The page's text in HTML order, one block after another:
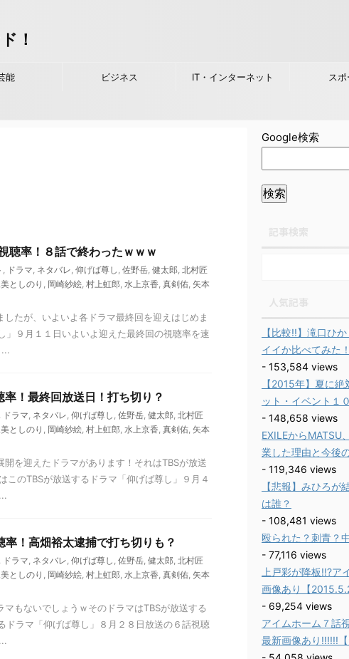
！
能 ビジネス IT・インターネット ス
聴率！８話で終わったｗｗｗ
, ドラマ, ネタバレ, 仰げば尊し , 佐野岳, 健太郎, 北村匠
としのり , 岡崎紗絵, 村上虹郎, 水上京香, 真剣佑, 矢本
たが、いよいよ各ドラマ最終回を迎えはじめま
」９月１１日いよいよ迎えた最終回の視聴率を速
率！最終回放送日！打ち切り？
, ドラマ, ネタバレ, 仰げば尊し , 佐野岳, 健太郎, 北村匠
としのり , 岡崎紗絵, 村上虹郎, 水上京香, 真剣佑, 矢本
を迎えたドラマがあります！それはTBSが放送
このTBSが放送するドラマ「仰げば尊し」９月４
率！高畑裕太逮捕で打ち切りも？
, ドラマ, ネタバレ, 仰げば尊し , 佐野岳, 健太郎, 北村匠
としのり , 岡崎紗絵, 村上虹郎, 水上京香, 真剣佑, 矢本
もないでしょうｗそのドラマはTBSが放送する
ドラマ「仰げば尊し」８月２８日放送の６話視聴
Google検索
【比較!!】滝口ひ
イイか比べてみた
- 153,584 views
【2015年】夏に
ット・イベント１
- 148,658 views
EXILEからMATSU
業した理由と今後
- 119,346 views
【悲報】みひろが
は誰？
- 108,481 views
殴られた？刺青？
- 77,116 views
上戸彩が降板!!?ア
画像あり【
- 69,254 views
アイムホーム７話
最新画像あり!!!!!!